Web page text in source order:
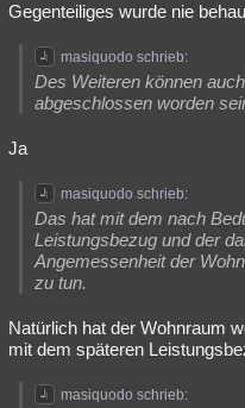
Gegenteiliges wurde nie
masiquodo schrieb:
Des Weiteren können
abgeschlossen worden
Ja
masiquodo schrieb:
Das hat mit dem nach
Leistungsbezug und der
Angemessenheit der
zu tun.
Natürlich hat der Wohnraum
mit dem späteren
masiquodo schrieb: